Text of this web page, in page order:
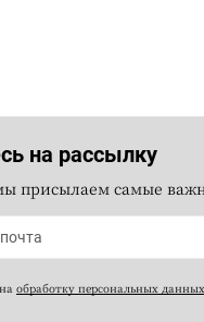
на рассылку
присылаем самые
обработку персональных данных